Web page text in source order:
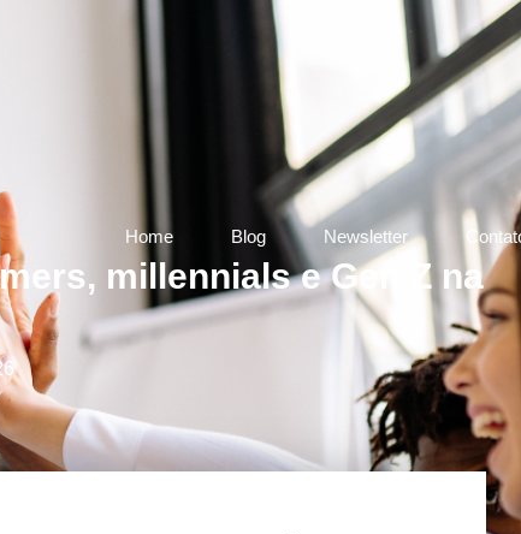
Home Blog Newsletter
millennials e Gen Z na